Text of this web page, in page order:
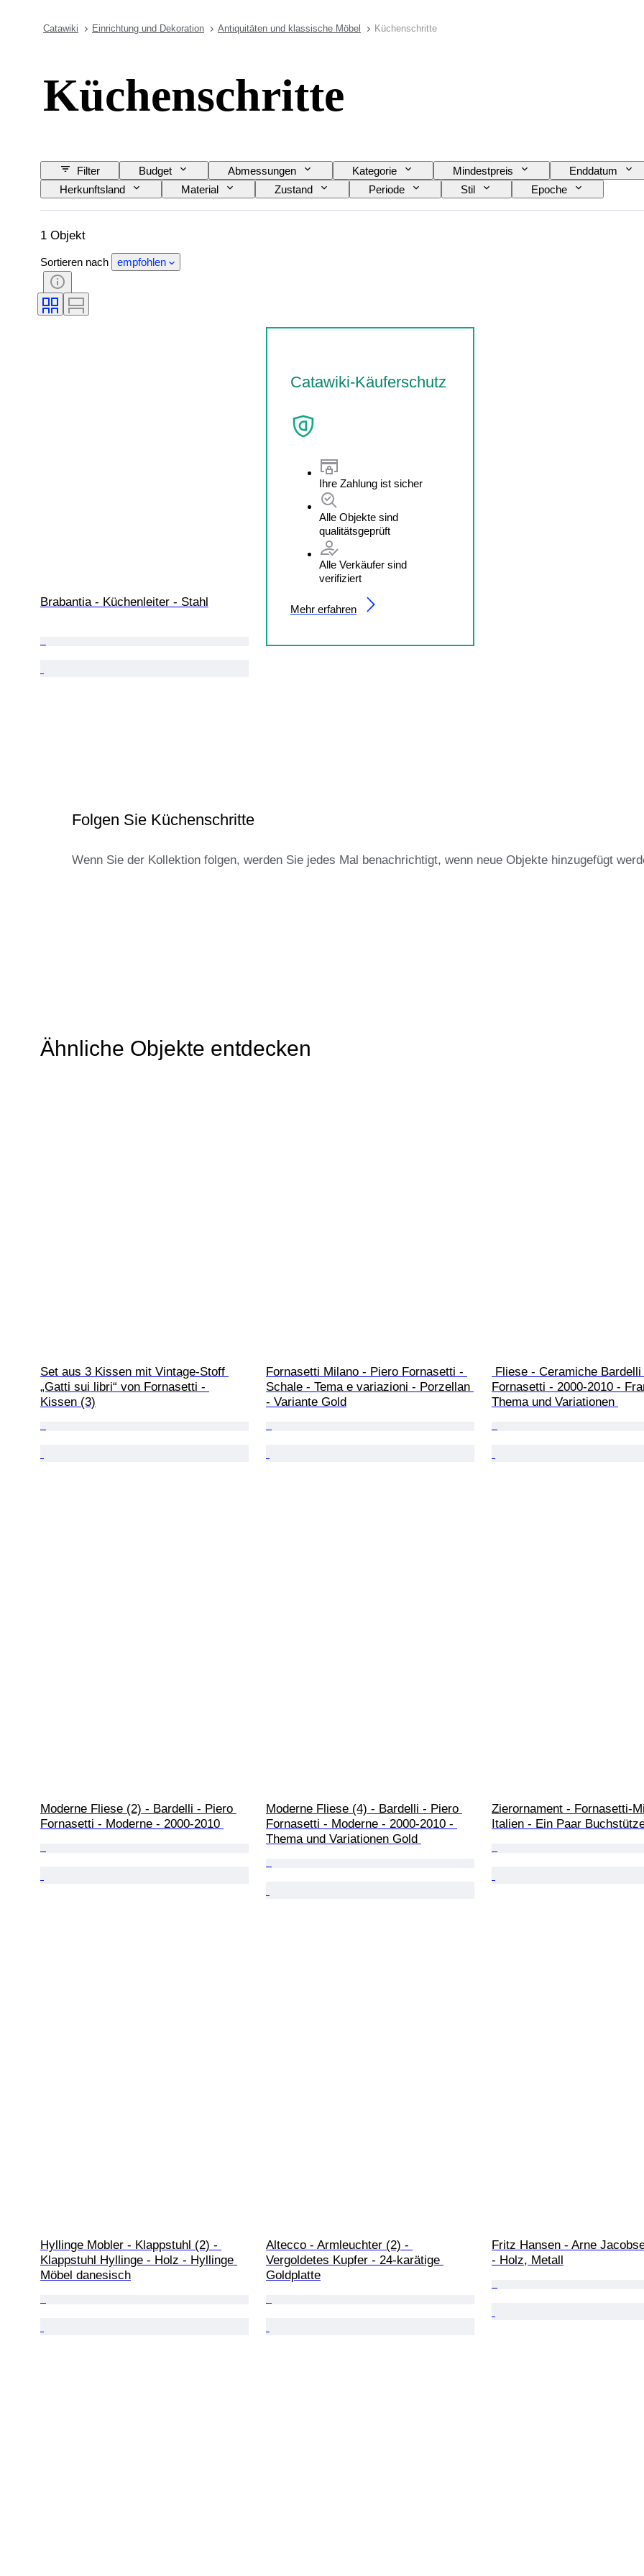
Catawiki Einrichtung und Dekoration Antiquitäten und klassische Möbel Küchenschritte
Küchenschritte
Filter Budget Abmessungen Kategorie Mindestpreis Enddatum
Herkunftsland
Material Zustand Periode Stil Epoche
1 Objekt
Sortieren nach empfohlen
Brabantia - Küchenleiter - Stahl
Catawiki-Käuferschutz
Ihre Zahlung ist sicher
Alle Objekte sind
qualitätsgeprüft
Alle Verkäufer sind
verifiziert
Mehr erfahren
Folgen Sie Küchenschritte
Wenn Sie der Kollektion folgen, werden Sie jedes Mal benachrichtigt, wenn neue Objekte hinzugefügt
Ähnliche Objekte entdecken
Set aus 3 Kissen mit Vintage-Stoff
„Gatti sui libri“ von Fornasetti -
Kissen (3)
Fornasetti Milano - Piero Fornasetti -
Schale - Tema e variazioni - Porzellan
- Variante Gold
Fornasetti - 2000-2010 -
Thema und Variationen
Moderne Fliese (2) - Bardelli - Piero
Fornasetti - Moderne - 2000-2010
Moderne Fliese (4) - Bardelli - Piero
Fornasetti - Moderne - 2000-2010 -
Thema und Variationen Gold
Zierornament - Fornasetti-
Italien - Ein Paar
Hyllinge Mobler - Klappstuhl (2) -
Klappstuhl Hyllinge - Holz - Hyllinge
Möbel danesisch
Altecco - Armleuchter (2) -
Vergoldetes Kupfer - 24-karätige
Goldplatte
Fritz Hansen - Arne
- Holz, Metall